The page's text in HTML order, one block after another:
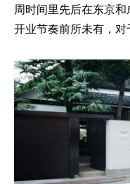
周时间里先后在东京
开业节奏前所未有，对